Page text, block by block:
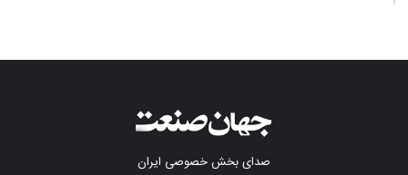
صدای بخش خصوصی ایران